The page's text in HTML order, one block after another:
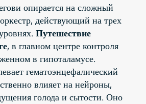
опирается на сложный
действующий на трех
Путешествие
, в главном центре контроля
в гипоталамусе.
гематоэнцефалический
влияет на нейроны,
голода и сытости. Оно